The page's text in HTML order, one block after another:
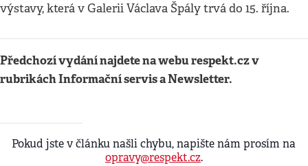
výstavy, která v Galerii Václava Špály trvá do 15. října.
Předchozí vydání najdete na webu respekt.cz v
rubrikách Informační servis a Newsletter.
Pokud jste v článku našli chybu, napište nám prosím na
opravy@respekt.cz.